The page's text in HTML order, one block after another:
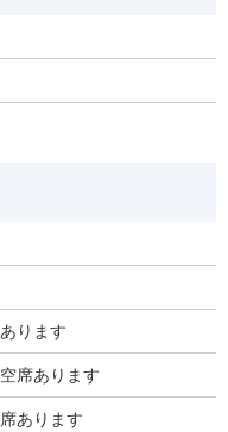
ります
席あります
あります